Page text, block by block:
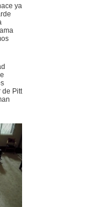
ya
de Pitt